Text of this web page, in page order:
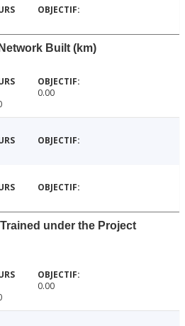
Built (km)
0.00
under the Project
0.00